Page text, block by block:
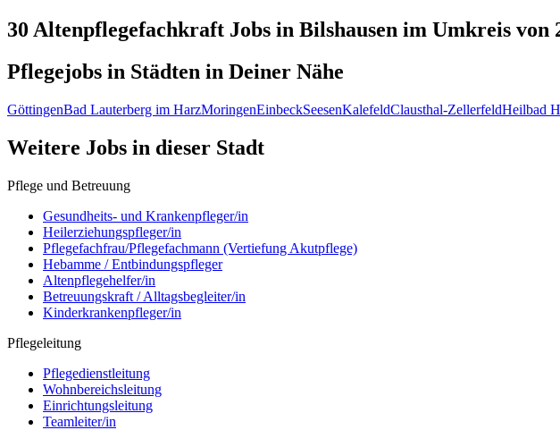
30 Altenpflegefachkraft Jobs in Bilshausen im Umkreis von
Pflegejobs in Städten in Deiner Nähe
GöttingenBad Lauterberg im HarzMoringenEinbeckSeesenKalefeldClausthal-ZellerfeldHeilbad
Weitere Jobs in dieser Stadt
Pflege und Betreuung
Gesundheits- und Krankenpfleger/in
Heilerziehungspfleger/in
Pflegefachfrau/Pflegefachmann (Vertiefung Akutpflege)
Hebamme / Entbindungspfleger
Altenpflegehelfer/in
Betreuungskraft / Alltagsbegleiter/in
Kinderkrankenpfleger/in
Pflegeleitung
Pflegedienstleitung
Wohnbereichsleitung
Einrichtungsleitung
Teamleiter/in